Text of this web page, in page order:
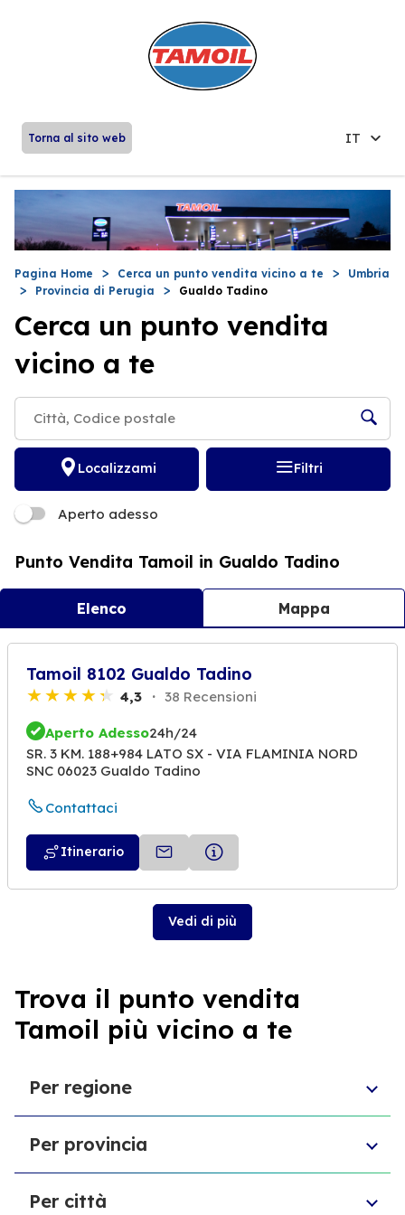
Torna al sito web IT
Pagina Home Cerca un punto vendita vicino a te
Umbria
Provincia di Perugia
Gualdo Tadino
Cerca un punto vendita
vicino a te
Localizzami Filtri
Aperto adesso
Punto Vendita Tamoil in Gualdo Tadino
Elenco Mappa
Tamoil 8102 Gualdo Tadino
4,3 38 Recensioni
Aperto Adesso24h/24
SR. 3 KM. 188+984 LATO SX - VIA FLAMINIA NORD
SNC 06023 Gualdo Tadino
Contattaci
Itinerario
Vedi di più
Trova il punto vendita
Tamoil più vicino a te
Per regione
Veneto
Abruzzo
Friuli-Venezia Giulia
Per provincia
Libero consorzio comunale di Ragusa
Per città